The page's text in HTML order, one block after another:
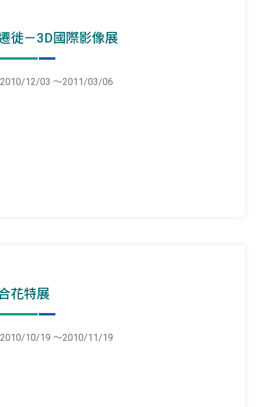
徙－3D國際影像展
12/03 ～2011/03/06
花特展
10/19 ～2010/11/19